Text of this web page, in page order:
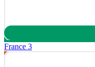
France 3